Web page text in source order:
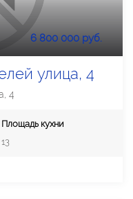
6 800 000 руб.
улица, 4
4
Площадь кухни
13